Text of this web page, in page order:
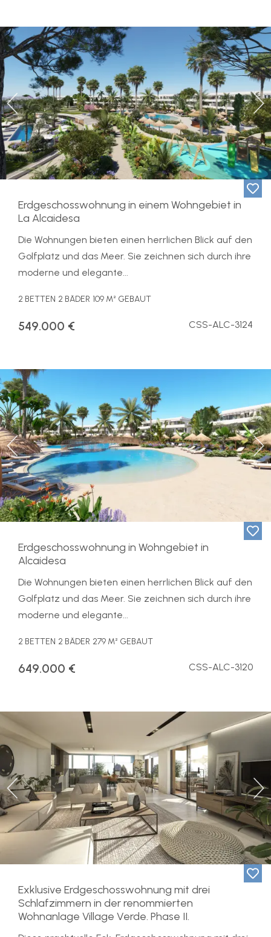
Previous
Erdgeschosswohnung in einem Wohngebiet in
La Alcaidesa
Die Wohnungen bieten einen herrlichen Blick auf den
Golfplatz und das Meer. Sie zeichnen sich durch ihre
moderne und elegante...
2 BETTEN 2 BÄDER 109 M² GEBAUT
549.000 € CSS-ALC-3124
Previous
Erdgeschosswohnung in Wohngebiet in
Alcaidesa
Die Wohnungen bieten einen herrlichen Blick auf den
Golfplatz und das Meer. Sie zeichnen sich durch ihre
moderne und elegante...
2 BETTEN 2 BÄDER 279 M² GEBAUT
649.000 € CSS-ALC-3120
Previous
Exklusive Erdgeschosswohnung mit drei
Schlafzimmern in der renommierten
Wohnanlage Village Verde. Phase II.